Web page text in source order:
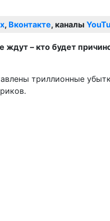
, Вконтакте, каналы
ждут – кто будет
триллионные